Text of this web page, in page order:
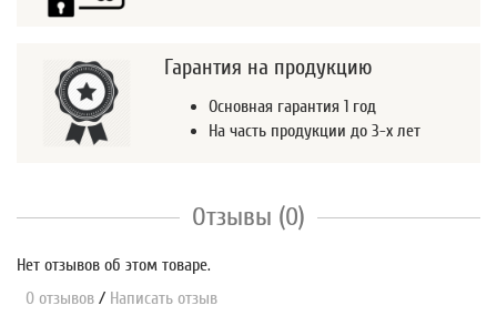
Гарантия на продукцию
Основная гарантия 1 год
На часть продукции до 3-х лет
Отзывы (0)
Нет отзывов об этом товаре.
0 отзывов / Написать отзыв